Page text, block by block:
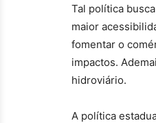
Tal política
maior
fomentar o
impactos.
hidroviário.
A política